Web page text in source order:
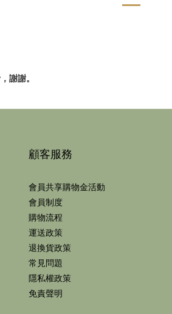
謝謝。
顧客服務
會員共享購物金活動
會員制度
購物流程
運送政策
退換貨政策
常見問題
隱私權政策
免責聲明